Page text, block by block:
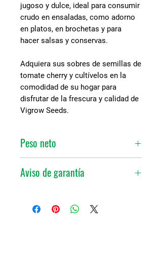
jugoso y dulce, ideal para consumir
crudo en ensaladas, como adorno
en platos, en brochetas y para
hacer salsas y conservas.
Adquiera sus sobres de semillas de
tomate cherry y cultívelos en la
comodidad de su hogar para
disfrutar de la frescura y calidad de
Vigrow Seeds.
Peso neto
Aviso de garantía
semillas que contiene este
empaque cumplen con las